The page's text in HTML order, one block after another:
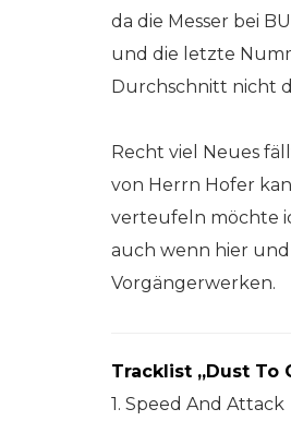
da die Messer bei
und die letzte
Durchschnitt nicht
Recht viel Neues
von Herrn Hofer
verteufeln möchte
auch wenn hier
Vorgängerwerken.
Tracklist „Dust To
1. Speed And Attack